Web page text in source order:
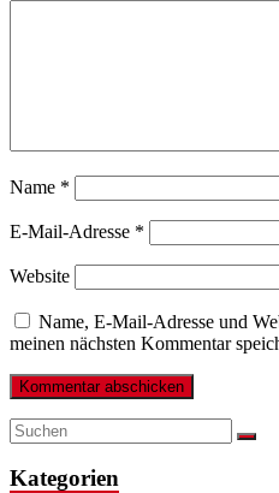
Name *
E-Mail-Adresse *
Website
Name, E-Mail-Adresse und
meinen nächsten Kommentar
Kategorien